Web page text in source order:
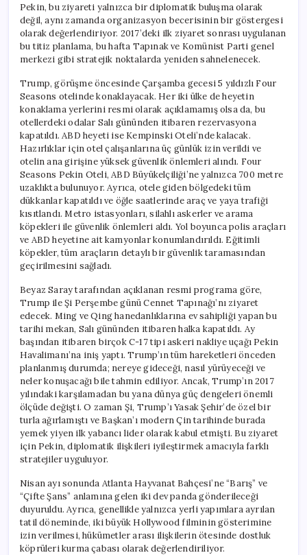
Pekin, bu ziyareti yalnızca bir diplomatik buluşma olarak
değil, aynı zamanda organizasyon becerisinin bir göstergesi
olarak değerlendiriyor. 2017’deki ilk ziyaret sonrası uygulanan
bu titiz planlama, bu hafta Tapınak ve Komünist Parti genel
merkezi gibi stratejik noktalarda yeniden sahnelenecek.
Trump, görüşme öncesinde Çarşamba gecesi 5 yıldızlı Four
Seasons otelinde konaklayacak. Her iki ülke de heyetin
konaklama yerlerini resmi olarak açıklamamış olsa da, bu
otellerdeki odalar Salı gününden itibaren rezervasyona
kapatıldı. ABD heyeti ise Kempinski Oteli’nde kalacak.
Hazırlıklar için otel çalışanlarına üç günlük izin verildi ve
otelin ana girişine yüksek güvenlik önlemleri alındı. Four
Seasons Pekin Oteli, ABD Büyükelçiliği’ne yalnızca 700 metre
uzaklıkta bulunuyor. Ayrıca, otele giden bölgedeki tüm
dükkanlar kapatıldı ve öğle saatlerinde araç ve yaya trafiği
kısıtlandı. Metro istasyonları, silahlı askerler ve arama
köpekleri ile güvenlik önlemleri aldı. Yol boyunca polis araçları
ve ABD heyetine ait kamyonlar konumlandırıldı. Eğitimli
köpekler, tüm araçların detaylı bir güvenlik taramasından
geçirilmesini sağladı.
Beyaz Saray tarafından açıklanan resmi programa göre,
Trump ile Şi Perşembe günü Cennet Tapınağı’nı ziyaret
edecek. Ming ve Qing hanedanlıklarına ev sahipliği yapan bu
tarihi mekan, Salı gününden itibaren halka kapatıldı. Ay
başından itibaren birçok C-17 tipi askeri nakliye uçağı Pekin
Havalimanı’na iniş yaptı. Trump’ın tüm hareketleri önceden
planlanmış durumda; nereye gideceği, nasıl yürüyeceği ve
neler konuşacağı bile tahmin ediliyor. Ancak, Trump’ın 2017
yılındaki karşılamadan bu yana dünya güç dengeleri önemli
ölçüde değişti. O zaman Şi, Trump’ı Yasak Şehir’de özel bir
turla ağırlamıştı ve Başkan’ı modern Çin tarihinde burada
yemek yiyen ilk yabancı lider olarak kabul etmişti. Bu ziyaret
için Pekin, diplomatik ilişkileri iyileştirmek amacıyla farklı
stratejiler uyguluyor.
Nisan ayı sonunda Atlanta Hayvanat Bahçesi’ne “Barış” ve
“Çifte Şans” anlamına gelen iki dev panda gönderileceği
duyuruldu. Ayrıca, genellikle yalnızca yerli yapımlara ayrılan
tatil döneminde, iki büyük Hollywood filminin gösterimine
izin verilmesi, hükümetler arası ilişkilerin ötesinde dostluk
köprüleri kurma çabası olarak değerlendiriliyor.